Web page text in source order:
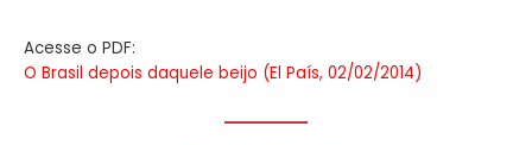
Acesse o PDF:
O Brasil depois daquele beijo (El País, 02/02/2014)